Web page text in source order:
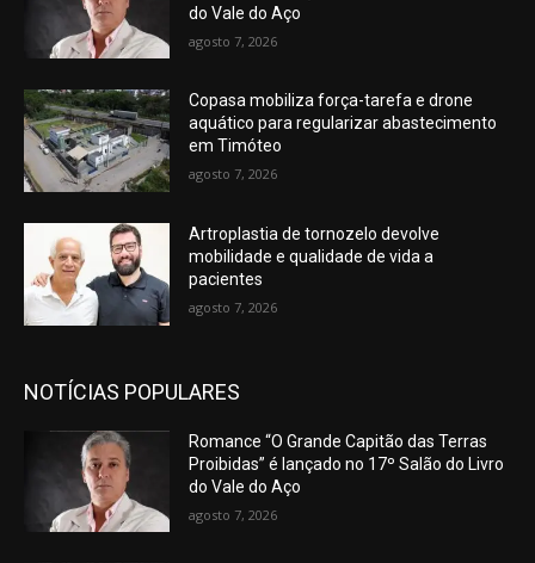
do Vale do Aço
agosto 7, 2026
Copasa mobiliza força-tarefa e drone
aquático para regularizar abastecimento
em Timóteo
agosto 7, 2026
Artroplastia de tornozelo devolve
mobilidade e qualidade de vida a
pacientes
agosto 7, 2026
NOTÍCIAS POPULARES
Romance “O Grande Capitão das Terras
Proibidas” é lançado no 17º Salão do Livro
do Vale do Aço
agosto 7, 2026